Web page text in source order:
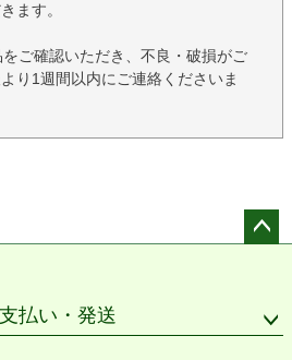
ます。
ご確認いただき、不良・破損がご
り1週間以内にご連絡くださいま
払い・発送